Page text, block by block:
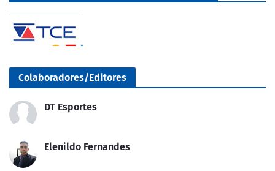
Colaboradores/Editores
DT Esportes
Elenildo Fernandes